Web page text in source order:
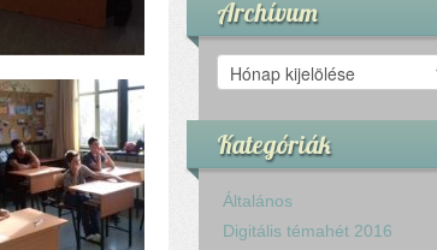
Archívum
Archívum
Kategóriák
Általános
Digitális témahét 2016